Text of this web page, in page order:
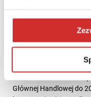
Dr hab. Ewa
Członek Zarządu
Głównej Handlowej do